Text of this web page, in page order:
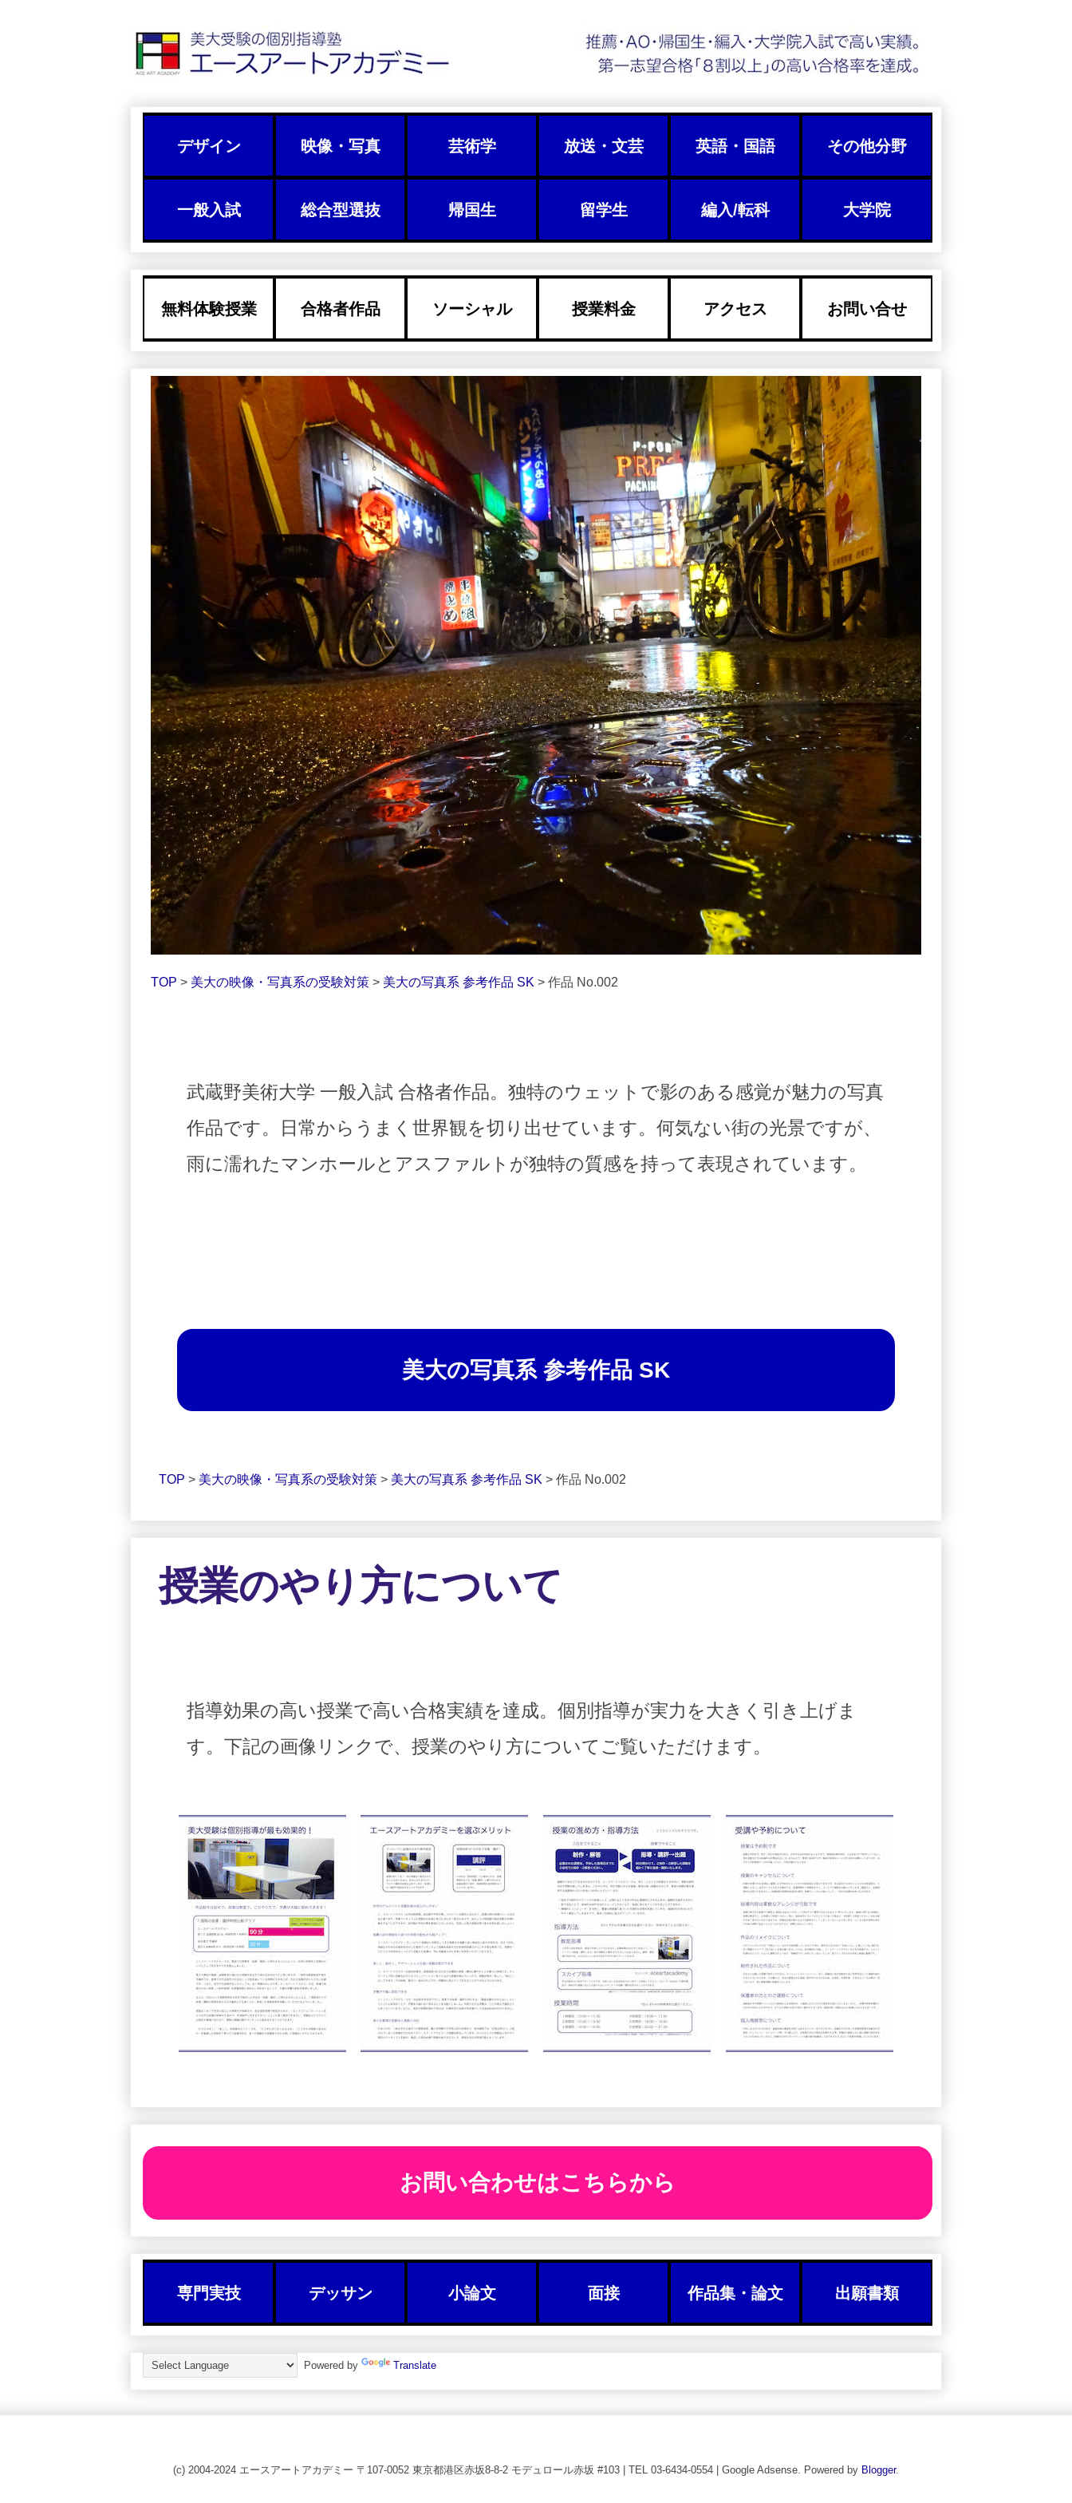
デザイン 映像・写真 芸術学 放送・文芸 英語・国語 その他分野
一般入試 総合型選抜 帰国生 留学生 編入/転科 大学院
無料体験授業 合格者作品 ソーシャル 授業料金 アクセス お問い合せ
写真系 参考作品集５ SK#002
TOP > 美大の映像・写真系の受験対策 > 美大の写真系 参考作品 SK > 作品 No.002
武蔵野美術大学 一般入試 合格者作品。独特のウェットで影のある感覚が魅力の写真
作品です。日常からうまく世界観を切り出せています。何気ない街の光景ですが、
雨に濡れたマンホールとアスファルトが独特の質感を持って表現されています。
美大の写真系 参考作品 SK
TOP > 美大の映像・写真系の受験対策 > 美大の写真系 参考作品 SK > 作品 No.002
授業のやり方について
指導効果の高い授業で高い合格実績を達成。個別指導が実力を大きく引き上げま
す。下記の画像リンクで、授業のやり方についてご覧いただけます。
お問い合わせはこちらから
専門実技 デッサン 小論文 面接 作品集・論文 出願書類
Powered by Translate
(c) 2004-2024 エースアートアカデミー 〒107-0052 東京都港区赤坂8-8-2 モデュロール赤坂 #103 | TEL 03-6434-0554 | Google Adsense. Powered by Blogger.